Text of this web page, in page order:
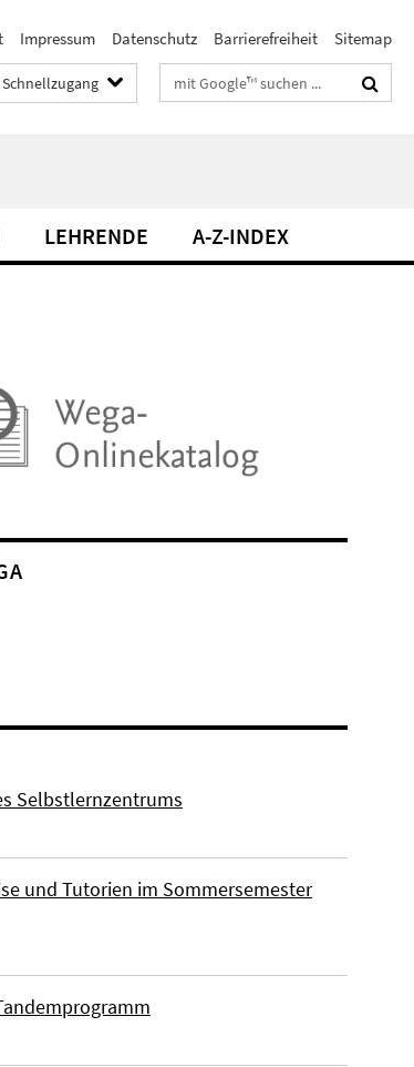
Impressum Datenschutz Barrierefreiheit Sitemap
Schnellzugang Suchbegriffe
LEHRENDE A-Z-INDEX
Selbstlernzentrums
und Tutorien im Sommersemester